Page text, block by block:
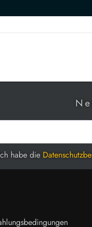
habe die